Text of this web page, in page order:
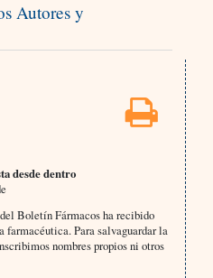
Autores y
desde dentro
Boletín Fármacos ha recibido
Para salvaguardar la
nombres propios ni otros